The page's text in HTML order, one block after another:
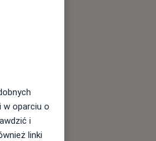
w oparciu o
i
linki